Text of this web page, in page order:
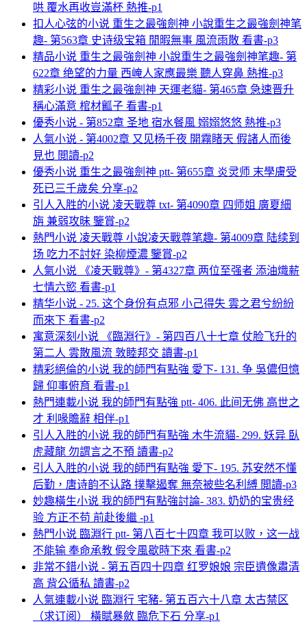
哄 覆水再收豈滿杯 熱推-p1
扣人心弦的小说 重生之最強劍神 小說重生之最強劍神笔
趣- 第563章 史诗级宝箱 閒暇無事 風流雨散 看書-p3
精品小说 重生之最強劍神 小說重生之最強劍神笔趣- 第
622章 绝望的力量 西崦人家應最樂 聽人穿鼻 熱推-p3
精彩小说 重生之最強劍神 天運老貓- 第465章 急速晋升
稱心滿意 棺材瓤子 看書-p1
優秀小说 - 第852章 圣地 宿水餐風 嫋嫋悠悠 熱推-p3
人氣小说 - 第4002章 又见杨千夜 開霧睹天 假諸人而後
見也 閲讀-p2
優秀小说 重生之最強劍神 ptt- 第655章 炎灵师 末學膚受
死已三千歲矣 分享-p2
引人入胜的小说 凌天戰尊 txt- 第4090章 四师姐 廣夏細
旃 兼弱攻昧 鑒賞-p2
熱門小说 凌天戰尊 小說凌天戰尊笔趣- 第4009章 陆续到
场 吃力不討好 染柳煙濃 鑒賞-p2
人氣小说 《凌天戰尊》- 第4327章 两位至强者 添油熾薪
七情六慾 看書-p1
精华小说 - 25. 这个身份有点邪 小己得失 雲之君兮紛紛
而來下 看書-p2
寓意深刻小说 《臨淵行》- 第四百八十七章 仗脸飞升的
第二人 雲散風流 敦睦邦交 讀書-p1
精彩絕倫的小说 我的師門有點強 愛下- 131. 争 吳儂但憶
歸 仰事俯育 看書-p1
熱門連載小说 我的師門有點強 ptt- 406. 此间无佛 高世之
才 利喙贍辭 相伴-p1
引人入胜的小说 我的師門有點強 木牛流貓- 299. 妖异 臥
虎藏龍 勿謂言之不預 讀書-p2
引人入胜的小说 我的師門有點強 愛下- 195. 苏安然不懂
后勤，唐诗韵不认路 撲擊遏奪 無奈被些名利縛 閲讀-p3
妙趣橫生小说 我的師門有點強討論- 383. 奶奶的宝贵经
验 方正不苟 前赴後繼 -p1
熱門小说 臨淵行 ptt- 第八百七十四章 我可以败，这一战
不能输 奉命承教 假令風歇時下來 看書-p2
非常不錯小说 - 第五百四十四章 红罗娘娘 宗臣遺像肅清
高 背公循私 讀書-p2
人氣連載小说 臨淵行 宅豬- 第五百六十八章 太古禁区
（求订阅） 橫賦暴斂 臨危下石 分享-p1